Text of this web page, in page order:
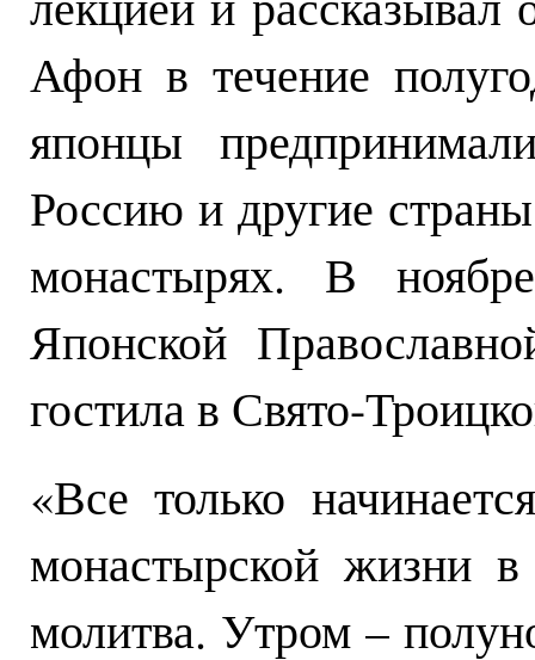
Афон в течение
японцы
Россию и другие
монастырях. В
Японской
гостила в Свято-
«Все только
монастырской жизни
молитва. Утром –